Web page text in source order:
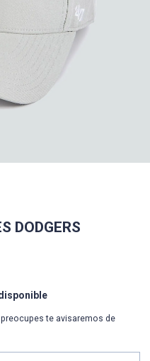
DODGERS
te avisaremos de